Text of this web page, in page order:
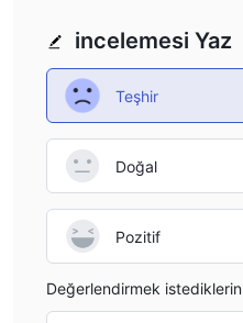
incelemesi Yaz
Teşhir
Doğal
Pozitif
Değerlendirmek